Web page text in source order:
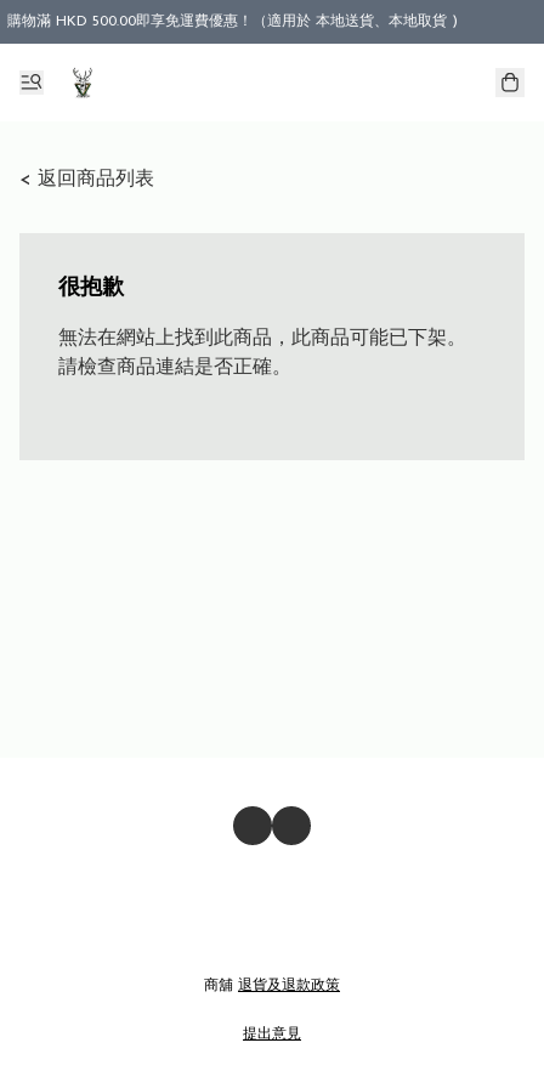
購物滿 HKD 500.00即享免運費優惠！（適用於 本地送貨、本地取貨 )
< 返回商品列表
很抱歉
無法在網站上找到此商品，此商品可能已下架。
請檢查商品連結是否正確。
商舖 退貨及退款政策
提出意見